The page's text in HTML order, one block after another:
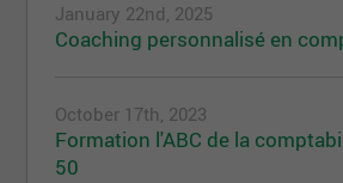
January 22nd, 2025
Coaching personnalisé en
October 17th, 2023
Formation l'ABC de la
50